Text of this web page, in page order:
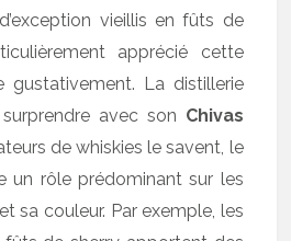
vieillis en fûts de
apprécié cette
gustativement. La distillerie
avec son Chivas
de whiskies le savent, le
un rôle prédominant sur les
sa couleur. Par exemple, les